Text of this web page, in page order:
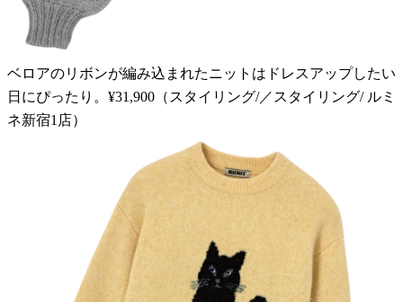
ベロアのリボンが編み込まれたニットはドレスアップしたい
日にぴったり。¥31,900（スタイリング/／スタイリング/ ルミ
ネ新宿1店）